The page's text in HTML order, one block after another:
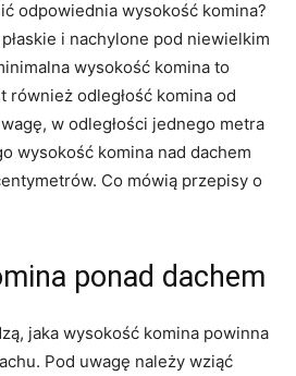
odpowiednia wysokość komina?
i nachylone pod niewielkim
wysokość komina to
również odległość komina od
w odległości jednego metra
wysokość komina nad dachem
Co mówią przepisy o
ponad dachem
jaka wysokość komina powinna
Pod uwagę należy wziąć